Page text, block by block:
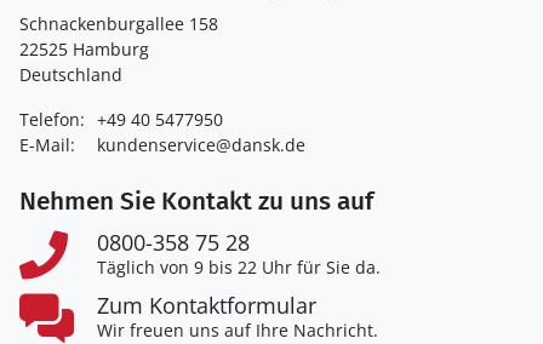
Schnackenburgallee 158
22525 Hamburg
Deutschland
Telefon: +49 40 5477950
E-Mail:
kundenservice@dansk.de
Nehmen Sie Kontakt zu uns auf
0800-358 75 28
Täglich von 9 bis 22 Uhr für Sie da.
Zum Kontaktformular
Wir freuen uns auf Ihre Nachricht.